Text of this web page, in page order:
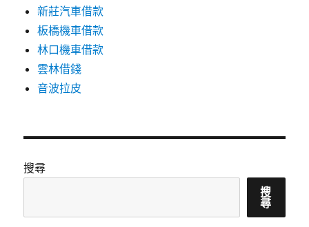
新莊汽車借款
板橋機車借款
林口機車借款
雲林借錢
音波拉皮
搜尋
搜
尋